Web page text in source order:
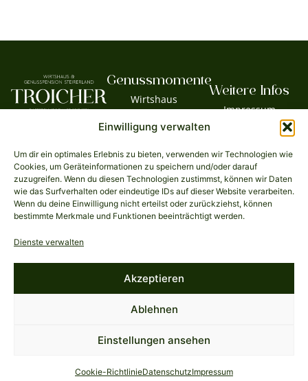
Einwilligung verwalten
Um dir ein optimales Erlebnis zu bieten, verwenden wir Technologien wie
Cookies, um Geräteinformationen zu speichern und/oder darauf
zuzugreifen. Wenn du diesen Technologien zustimmst, können wir Daten
wie das Surfverhalten oder eindeutige IDs auf dieser Website verarbeiten.
Wenn du deine Einwilligung nicht erteilst oder zurückziehst, können
bestimmte Merkmale und Funktionen beeinträchtigt werden.
Dienste verwalten
Akzeptieren
Ablehnen
Einstellungen ansehen
Cookie-RichtlinieDatenschutzImpressum
Genusspension
Troicher! Hier
treffen traditionelle
Küche und
südsteirische
Gastfreundschaft
Genießen Sie
unvergessliche
der Steiermark!
Genussmomente
Wirtshaus
Catering
Tisch reservieren
News & Angebote
Öffnungszeiten
Jobs
Weitere Infos
Impressum
Rechte vorbehalten.
Cookie-Einstellungen